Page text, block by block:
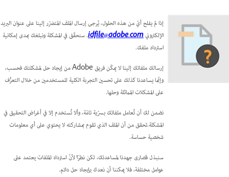
إذا لم يفلح أيّ من هذه الحلول، يُرجى إرسال الملف المتضرّر إلينا على عنوان البريد
الإلكترونيidfile@adobe.com. سنحقّق في المشكلة ونبلغك بمدى إمكانية
استرداد ملفك.
إرسالك ملفاتك إلينا لا يمكّن فريق Adobe من إيجاد حل لمشكلتك فحسب،
وإنّما يساعدنا كذلك على تحسين التجربة الكلية للمستخدمين من خلال التعرُّف
على المشكلات المماثلة وحلها.
نضمن لك أن تُعامل ملفاتك بسرّية تامّة، وألا تُستخدم إلا في أغراض التحقيق في
المشكلة.تحقق من أن الملف الذي تقوم بمشاركته لا يحتوي على أي معلومات
شخصية حساسة.
سنبذل قصارى جهدنا لمساعدتك، لكن نظرًا لأنّ استرداد الملفات يعتمد على
عوامل مختلفة، فلا يمكننا أن نعدك بإيجاد حل دائم.